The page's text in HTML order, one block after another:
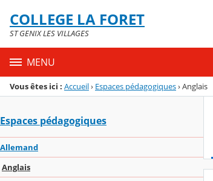
Menu de la rubrique
Contenu
COLLEGE LA FORET
ST GENIX LES VILLAGES
MENU
Vous êtes ici : Accueil› Espaces pédagogiques›Anglais
Espaces pédagogiques
Allemand
Anglais